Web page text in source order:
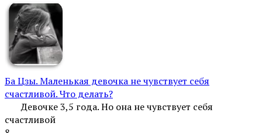
Ба Цзы. Маленькая девочка не чувствует себя
счастливой. Что делать?
Девочке 3,5 года. Но она не чувствует себя
счастливой